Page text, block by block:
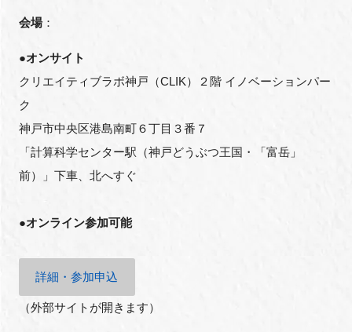
会場：
●オンサイト
クリエイティブラボ神戸（CLIK）２階 イノベーションパー
ク
神戸市中央区港島南町６丁目３番７
「計算科学センター駅（神戸どうぶつ王国・「富岳」
前）」下車、北へすぐ
●オンライン参加可能
詳細・参加申込
（外部サイトが開きます）